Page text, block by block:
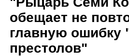
обещает не
главную ошибку
престолов"